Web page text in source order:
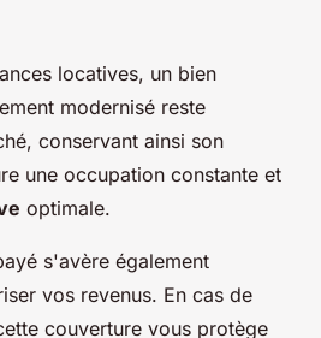
locatives, un bien
modernisé reste
conservant ainsi son
une occupation constante et
optimale.
s'avère également
vos revenus. En cas de
couverture vous protège